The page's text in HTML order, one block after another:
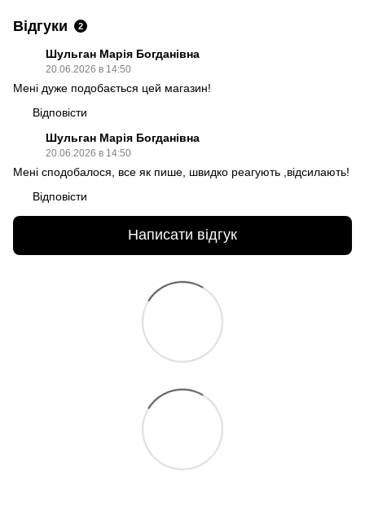
Відгуки 2
Шульган Марія Богданівна
20.06.2026 в 14:50
Мені дуже подобається цей магазин!
Відповісти
Шульган Марія Богданівна
20.06.2026 в 14:50
Мені сподобалося, все як пише, швидко реагують ,відсилають!
Відповісти
Написати відгук